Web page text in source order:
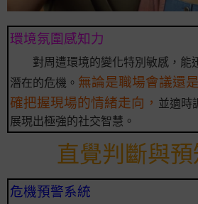
環境氛圍感知力
對周遭環境的變化特別敏感，能
潛在的危機。 無論是職場會議還
確把握現場的情緒走向， 並適時
展現出極強的社交智慧。
直覺判斷與
危機預警系統